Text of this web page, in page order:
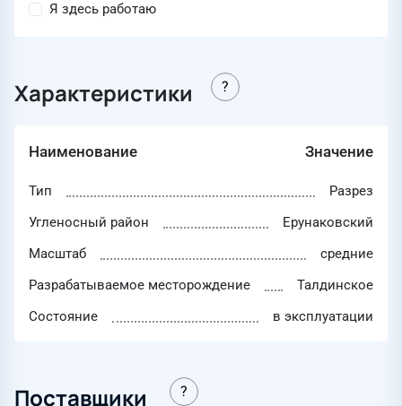
Я здесь работаю
Характеристики
Наименование Значение
Тип
Разрез
Угленосный район
Ерунаковский
Масштаб
средние
Разрабатываемое месторождение
Талдинское
Состояние
в эксплуатации
Поставщики